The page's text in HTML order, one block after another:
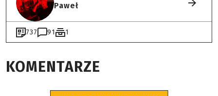
Paweł
737 91 1
KOMENTARZE